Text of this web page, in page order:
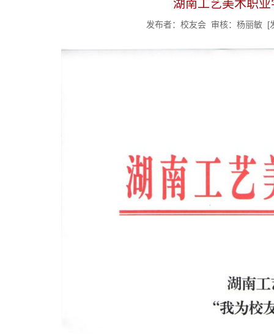
湖南工艺美术职业
发布者：校友会 审核：杨丽敏